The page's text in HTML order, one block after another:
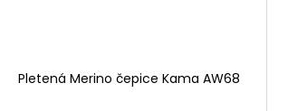
Pletená Merino čepice Kama AW68